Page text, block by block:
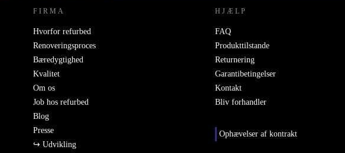
FIRMA
Hvorfor refurbed
Renoveringsproces
Bæredygtighed
Kvalitet
Om os
Job hos refurbed
Blog
Presse
↪ Udvikling
HJÆLP
FAQ
Produkttilstande
Returnering
Garantibetingelser
Kontakt
Bliv forhandler
Ophævelser af kontrakt